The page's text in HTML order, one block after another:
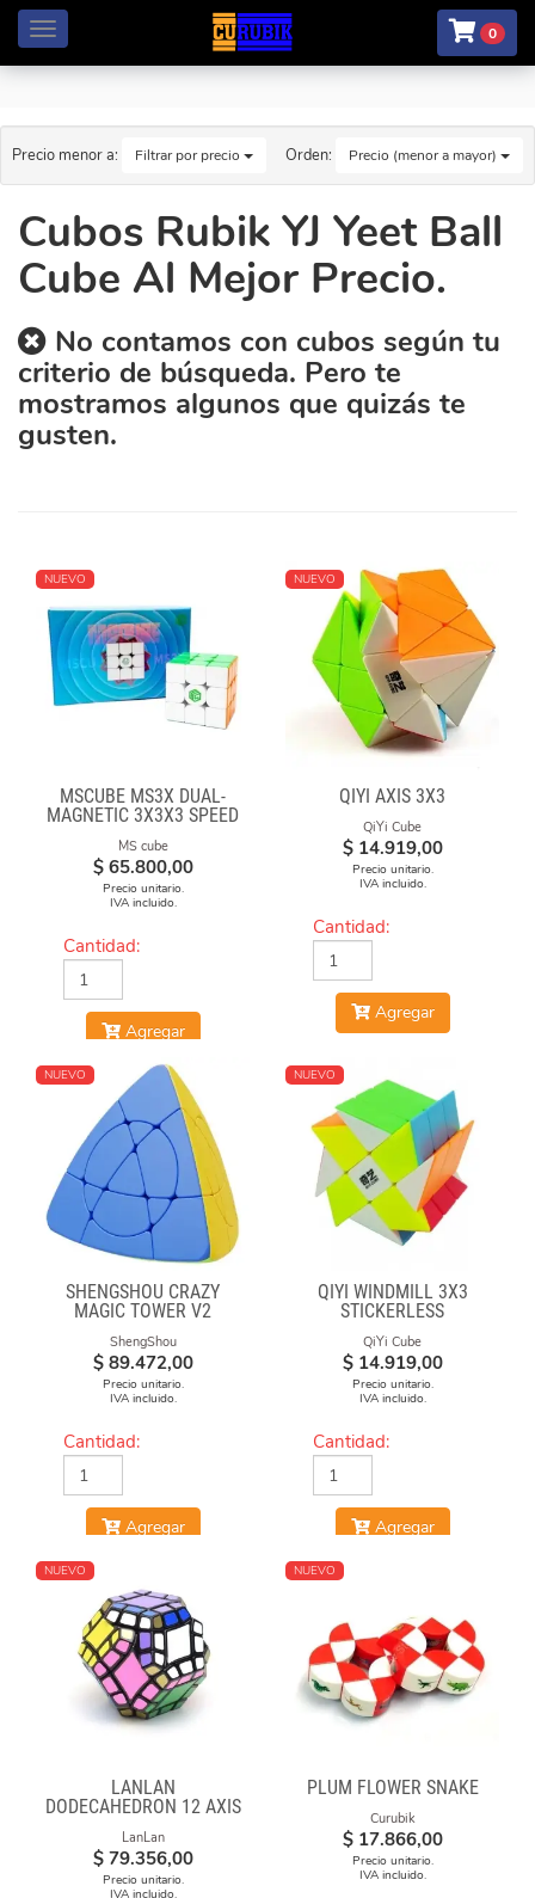
Menú 0
Precio menor a: Filtrar por precio Orden: Precio (menor a mayor)
Cubos Rubik YJ Yeet Ball
Cube Al Mejor Precio.
No contamos con cubos según tu
criterio de búsqueda. Pero te
mostramos algunos que quizás te
gusten.
NUEVO
MSCUBE MS3X DUAL-
MAGNETIC 3X3X3 SPEED
CUBE STICKERLESS
MS cube
$ 65.800,00
Precio unitario.
IVA incluido.
Cantidad:
Agregar
NUEVO
QIYI AXIS 3X3
QiYi Cube
$ 14.919,00
Precio unitario.
IVA incluido.
Cantidad:
Agregar
NUEVO
SHENGSHOU CRAZY
MAGIC TOWER V2
ShengShou
$ 89.472,00
Precio unitario.
IVA incluido.
Cantidad:
Agregar
NUEVO
QIYI WINDMILL 3X3
STICKERLESS
QiYi Cube
$ 14.919,00
Precio unitario.
IVA incluido.
Cantidad:
Agregar
NUEVO
LANLAN
DODECAHEDRON 12 AXIS
LanLan
$ 79.356,00
Precio unitario.
IVA incluido.
NUEVO
PLUM FLOWER SNAKE
Curubik
$ 17.866,00
Precio unitario.
IVA incluido.